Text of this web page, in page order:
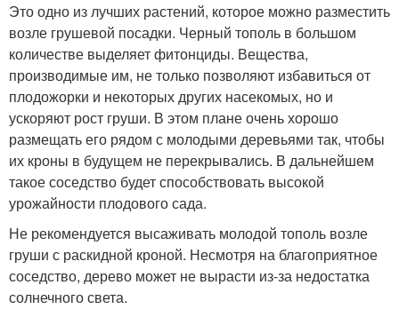
Это одно из лучших растений, которое можно разместить
возле грушевой посадки. Черный тополь в большом
количестве выделяет фитонциды. Вещества,
производимые им, не только позволяют избавиться от
плодожорки и некоторых других насекомых, но и
ускоряют рост груши. В этом плане очень хорошо
размещать его рядом с молодыми деревьями так, чтобы
их кроны в будущем не перекрывались. В дальнейшем
такое соседство будет способствовать высокой
урожайности плодового сада.
Не рекомендуется высаживать молодой тополь возле
груши с раскидной кроной. Несмотря на благоприятное
соседство, дерево может не вырасти из-за недостатка
солнечного света.